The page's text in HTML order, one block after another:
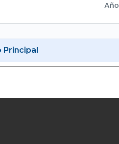
Principal